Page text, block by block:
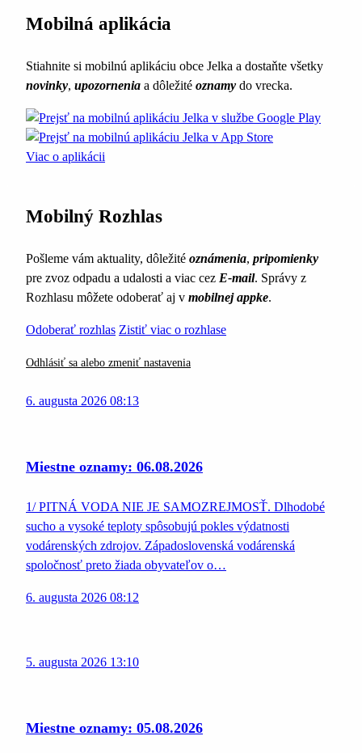
Mobilná aplikácia
Stiahnite si mobilnú aplikáciu obce Jelka a dostaňte všetky
novinky, upozornenia a dôležité oznamy do vrecka.
Viac o aplikácii
Mobilný Rozhlas
Pošleme vám aktuality, dôležité oznámenia, pripomienky
pre zvoz odpadu a udalosti a viac cez E-mail. Správy z
Rozhlasu môžete odoberať aj v mobilnej appke.
Odoberať rozhlas Zistiť viac o rozhlase
Odhlásiť sa alebo zmeniť nastavenia
6. augusta 2026 08:13
Miestne oznamy: 06.08.2026
1/ PITNÁ VODA NIE JE SAMOZREJMOSŤ. Dlhodobé
sucho a vysoké teploty spôsobujú pokles výdatnosti
vodárenských zdrojov. Západoslovenská vodárenská
spoločnosť preto žiada obyvateľov o…
6. augusta 2026 08:12
5. augusta 2026 13:10
Miestne oznamy: 05.08.2026